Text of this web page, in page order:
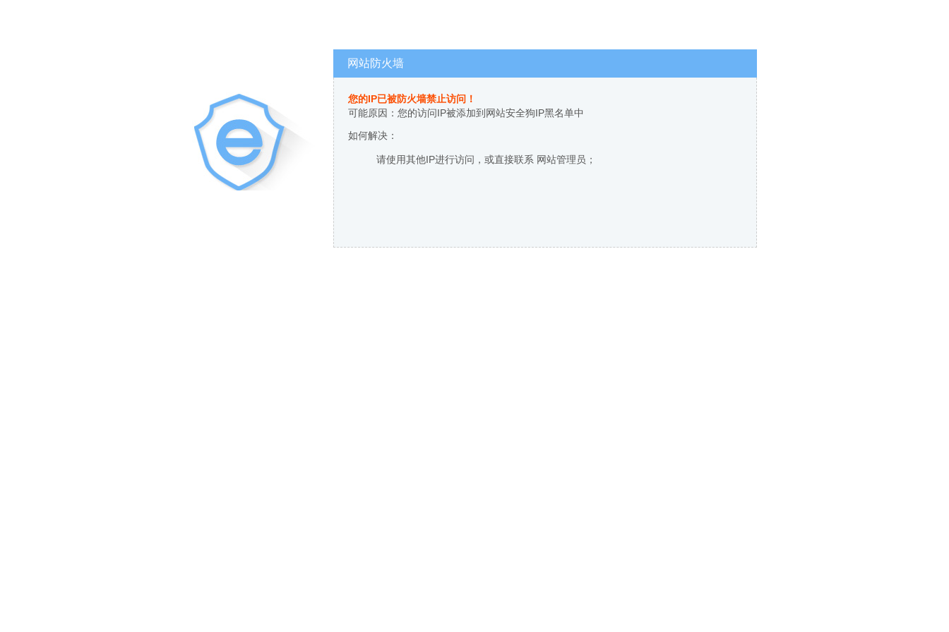
网站防火墙
您的IP已被防火墙禁止访问！
可能原因：您的访问IP被添加到网站安全狗IP黑名单中
如何解决：
请使用其他IP进行访问，或直接联系 网站管理员；